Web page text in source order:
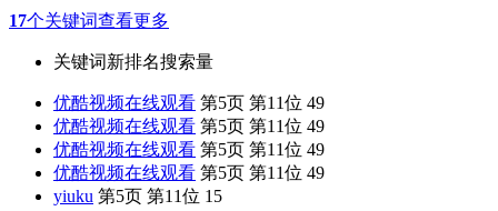
17个关键词查看更多
关键词新排名搜索量
优酷视频在线观看 第5页 第11位 49
优酷视频在线观看 第5页 第11位 49
优酷视频在线观看 第5页 第11位 49
优酷视频在线观看 第5页 第11位 49
yiuku 第5页 第11位 15